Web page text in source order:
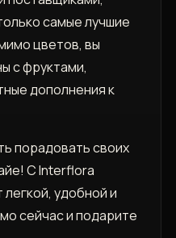
самые лучшие
цветов, вы
с фруктами,
дополнения к
порадовать своих
С Interflora
удобной и
сейчас и подарите